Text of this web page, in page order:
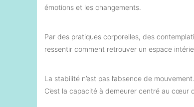
émotions et les changements.
Par des pratiques corporelles, des
ressentir comment retrouver un espace
La stabilité n’est pas l’absence de mouvement.
C’est la capacité à demeurer centré au cœur